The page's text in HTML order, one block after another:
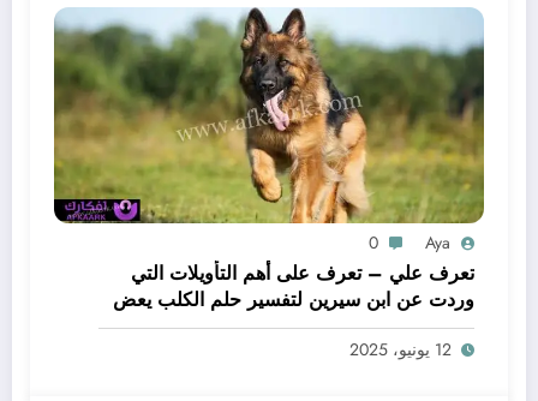
Aya
0
تعرف علي – تعرف على أهم التأويلات التي
وردت عن ابن سيرين لتفسير حلم الكلب يعض
يدي – بالتفصيل
12 يونيو، 2025